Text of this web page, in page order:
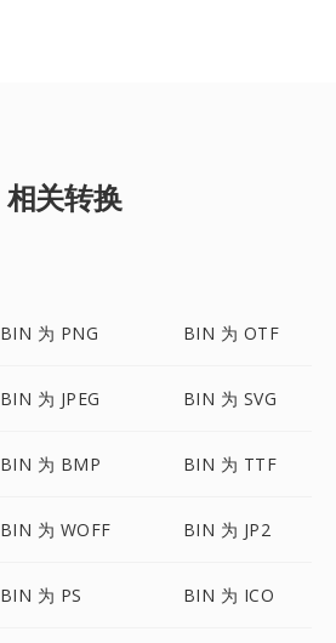
相关转换
BIN 为 PNG BIN 为 OTF
BIN 为 JPEG BIN 为 SVG
BIN 为 BMP BIN 为 TTF
BIN 为 WOFF BIN 为 JP2
BIN 为 PS BIN 为 ICO